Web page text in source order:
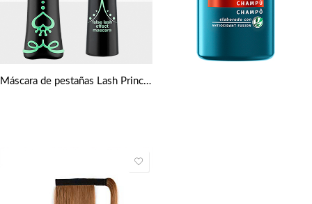
Máscara de pestañas Lash Princess de Essence